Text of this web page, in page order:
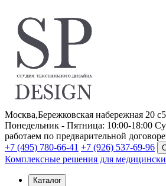
Москва,Бережковская набережная 20
Понедельник - Пятница: 10:00-18:00
работаем по предварительной
+7 (495) 780-66-41 +7 (926) 537-69-96
Комплексные решения для
Каталог